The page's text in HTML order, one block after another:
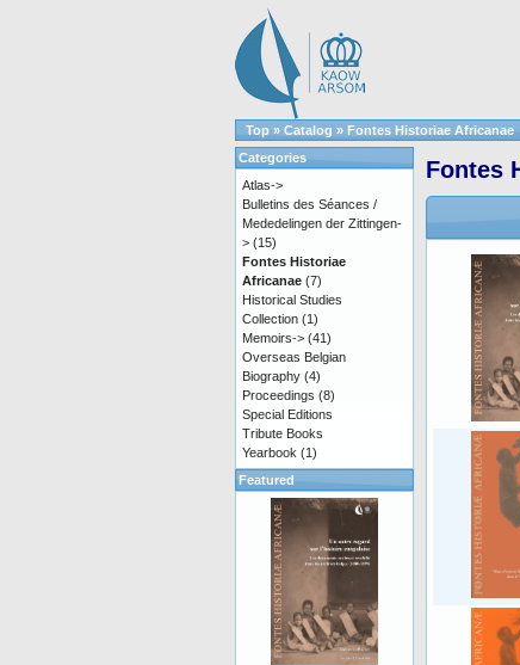
Top » Catalog » Fontes Historiae Africanae
Fontes
Categories
Atlas->
Bulletins des Séances /
Mededelingen der Zittingen-
> (15)
Fontes Historiae
Africanae (7)
Historical Studies
Collection (1)
Memoirs-> (41)
Overseas Belgian
Biography (4)
Proceedings (8)
Special Editions
Tribute Books
Yearbook (1)
Featured